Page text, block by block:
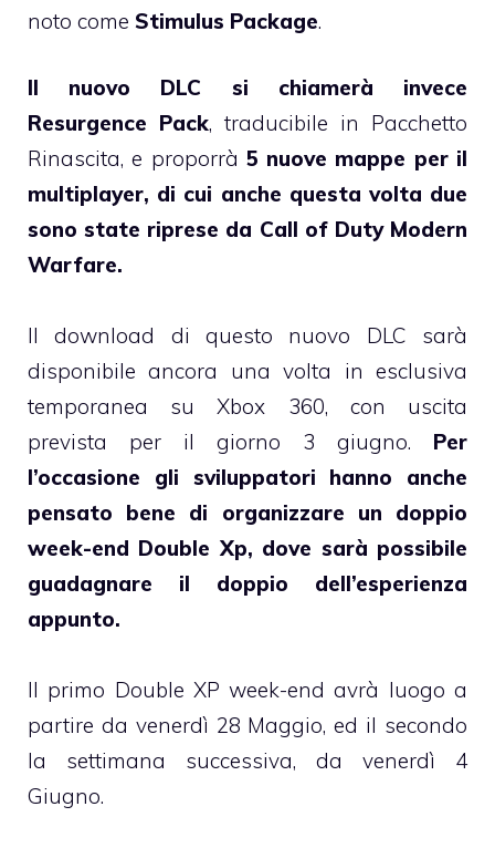
noto come Stimulus Package.
Il nuovo DLC si chiamerà invece
Resurgence Pack, traducibile in Pacchetto
Rinascita, e proporrà 5 nuove mappe per il
multiplayer, di cui anche questa volta due
sono state riprese da Call of Duty Modern
Warfare.
Il download di questo nuovo DLC sarà
disponibile ancora una volta in esclusiva
temporanea su Xbox 360, con uscita
prevista per il giorno 3 giugno. Per
l’occasione gli sviluppatori hanno anche
pensato bene di organizzare un doppio
week-end Double Xp, dove sarà possibile
guadagnare il doppio dell’esperienza
appunto.
Il primo Double XP week-end avrà luogo a
partire da venerdì 28 Maggio, ed il secondo
la settimana successiva, da venerdì 4
Giugno.